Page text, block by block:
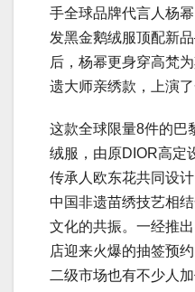
手全球品牌代言人杨
发黑金鹅绒服顶配新
后，杨幂更身穿高梵
遗大师亲绣款，上演
这款全球限量8件的巴
绒服，由原DIOR高定
传承人欧东花共同设
中国非遗苗绣技艺相
文化的共振。一经推
店迎来火爆的抽签预
二级市场也有不少人